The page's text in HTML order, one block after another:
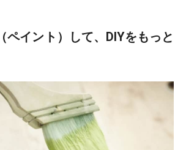
ペイント）して、DIYをもっと